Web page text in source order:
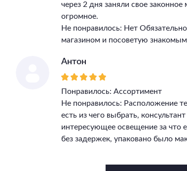
через 2 дня заняли свое
огромное.
Не понравилось: Нет
магазином и посоветую
Антон
Понравилось: Ассортимент
Не понравилось: Расположение
есть из чего выбрать,
интересующее освещение за что
без задержек, упаковано было